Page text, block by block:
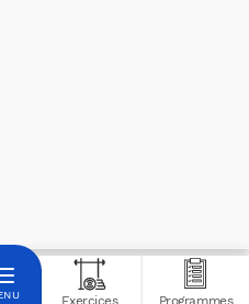
Exercices Programmes